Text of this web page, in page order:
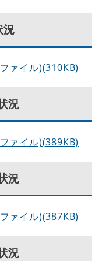
況
ァイル)(310KB)
況
ァイル)(389KB)
況
ァイル)(387KB)
況